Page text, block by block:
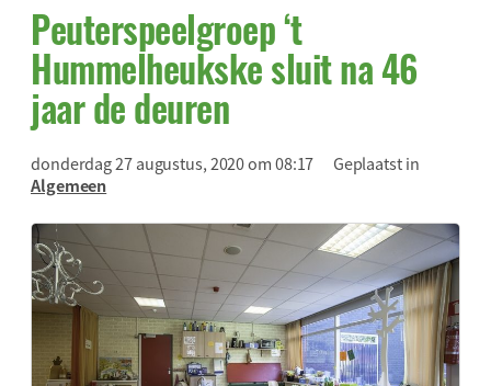
Peuterspeelgroep ‘t
Hummelheukske sluit na 46
jaar de deuren
donderdag 27 augustus, 2020 om 08:17
Geplaatst in
Algemeen